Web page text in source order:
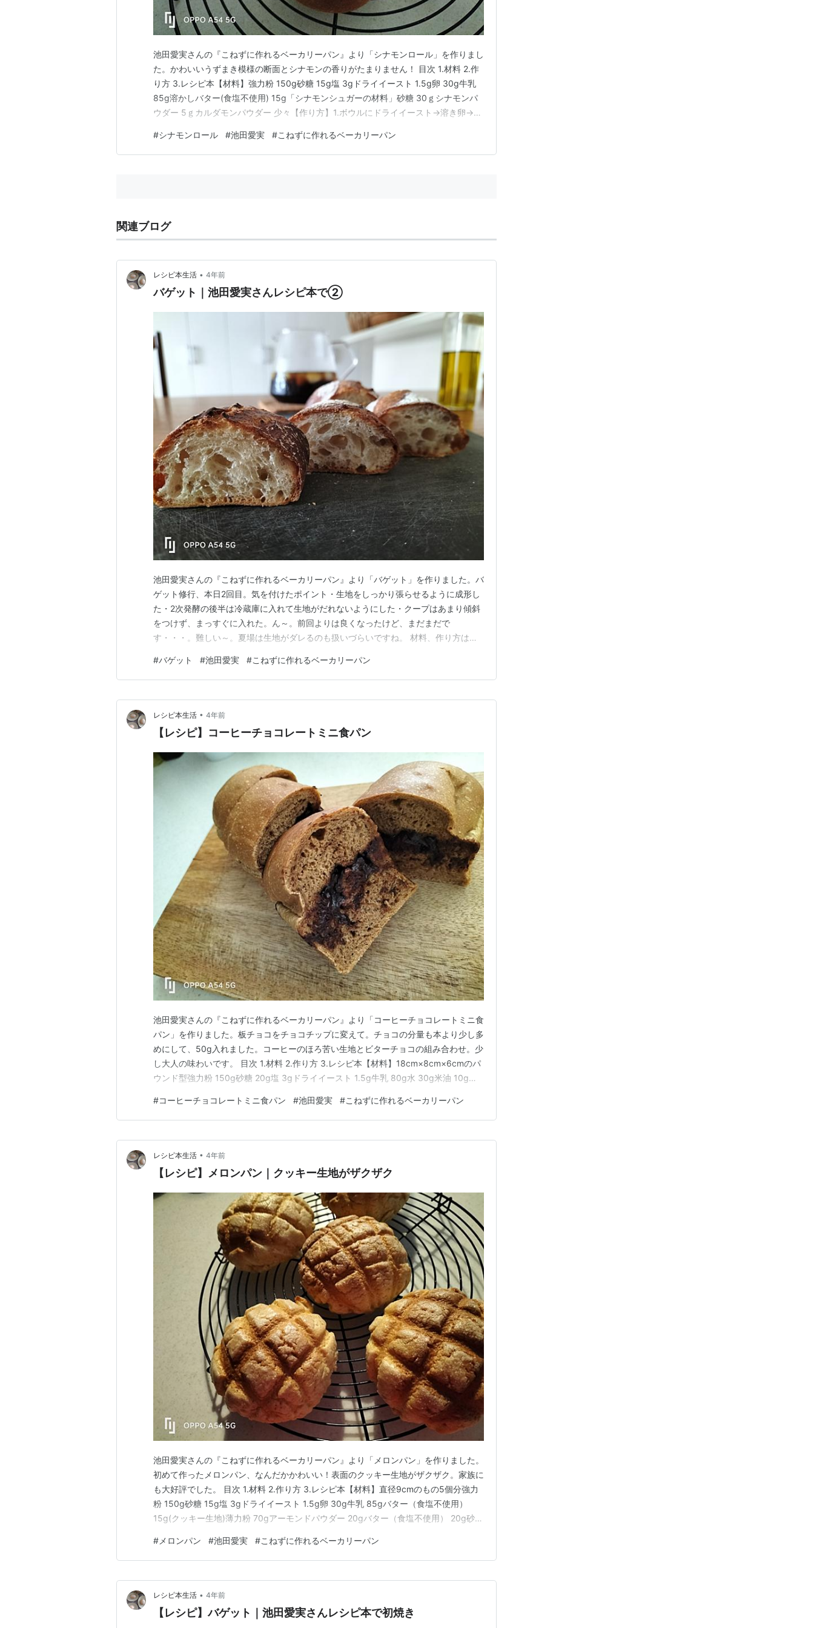
池田愛実さんの『こねずに作れるベーカリーパン』より「シナモンロール」を作りまし
た。かわいいうずまき模様の断面とシナモンの香りがたまりません！ 目次 1.材料 2.作
り方 3.レシピ本【材料】強力粉 150g砂糖 15g塩 3gドライイースト 1.5g卵 30g牛乳
85g溶かしバター(食塩不使用) 15g「シナモンシュガーの材料」砂糖 30ｇシナモンパ
ウダー 5ｇカルダモンパウダー 少々【作り方】1.ボウルにドライイースト→溶き卵→牛
で2分くらい混ぜる。3.ラップをかけて室温で30分休ませる。4.生地を中心に向か…
#シナモンロール #池田愛実 #こねずに作れるベーカリーパン
関連ブログ
レシピ本生活 • 4年前
バゲット｜池田愛実さんレシピ本で②
池田愛実さんの『こねずに作れるベーカリーパン』より「バゲット」を作りました。バ
ゲット修行、本日2回目。気を付けたポイント・生地をしっかり張らせるように成形し
た・2次発酵の後半は冷蔵庫に入れて生地がだれないようにした・クープはあまり傾斜
をつけず、まっすぐに入れた。ん～。前回よりは良くなったけど、まだまだで
す・・・。難しい～。夏場は生地がダレるのも扱いづらいですね。 材料、作り方は前
かに書いてあった記憶があります。あきらめずに気長にがんばろ。 リンク
#バゲット #池田愛実 #こねずに作れるベーカリーパン
レシピ本生活 • 4年前
【レシピ】コーヒーチョコレートミニ食パン
池田愛実さんの『こねずに作れるベーカリーパン』より「コーヒーチョコレートミニ食
パン」を作りました。板チョコをチョコチップに変えて。チョコの分量も本より少し多
めにして、50g入れました。コーヒーのほろ苦い生地とビターチョコの組み合わせ。少
し大人の味わいです。 目次 1.材料 2.作り方 3.レシピ本【材料】18cm×8cm×6cmのパ
ウンド型強力粉 150g砂糖 20g塩 3gドライイースト 1.5g牛乳 80g水 30g米油 10gイ
レンジで加熱して溶かし、冷ましておく。ボウルにドライイースト、牛乳、コーヒー…
#コーヒーチョコレートミニ食パン #池田愛実 #こねずに作れるベーカリーパン
レシピ本生活 • 4年前
【レシピ】メロンパン｜クッキー生地がザクザク
池田愛実さんの『こねずに作れるベーカリーパン』より「メロンパン」を作りました。
初めて作ったメロンパン、なんだかかわいい！表面のクッキー生地がザクザク。家族に
も大好評でした。 目次 1.材料 2.作り方 3.レシピ本【材料】直径9cmのもの5個分強力
粉 150g砂糖 15g塩 3gドライイースト 1.5g卵 30g牛乳 85gバター（食塩不使用）
15g(クッキー生地)薄力粉 70gアーモンドパウダー 20gバター（食塩不使用） 20g砂糖
器で混ぜ、強力粉、砂糖、塩を順に入れゴムベラで2分混ぜる。2.ラップを…
# メロンパン #池田愛実 #こねずに作れるベーカリーパン
レシピ本生活 • 4年前
【レシピ】バゲット｜池田愛実さんレシピ本で初焼き